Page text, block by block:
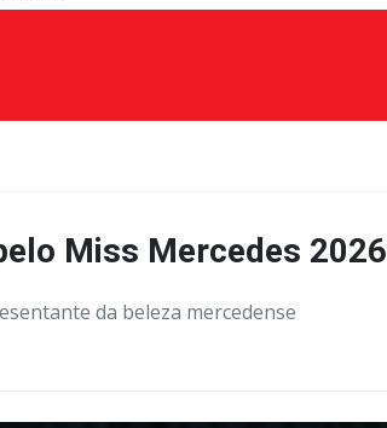
Miss Mercedes 2026
da beleza mercedense